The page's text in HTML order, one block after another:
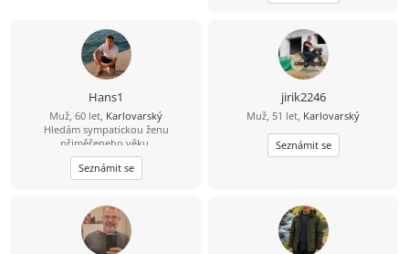
Hans1
Muž, 60 let, Karlovarský
Hledám sympatickou ženu
přiměřeneho věku.
Seznámit se
jirik2246
Muž, 51 let, Karlovarský
Seznámit se